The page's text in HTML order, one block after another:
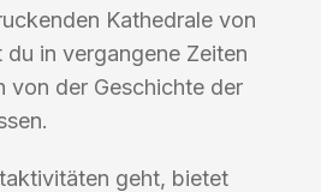
Kathedrale von
in vergangene Zeiten
von der Geschichte der
geht, bietet